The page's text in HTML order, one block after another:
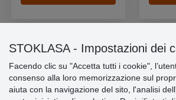
Informazioni importanti
» Impostazioni dei cookie
STOKLASA - Impostazioni dei
Facendo clic su "Accetta tutti i cookie",
consenso alla loro memorizzazione sul
aiuta con la navigazione del sito, l'analisi